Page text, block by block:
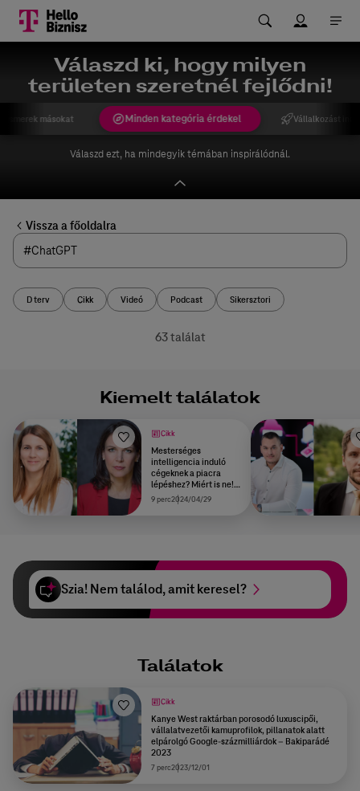
Válaszd ki, hogy milyen
területen szeretnél fejlődni!
Minden kategória érdekel Vállalkozást
másokat
Válaszd ezt, ha mindegyik témában inspirálódnál.
Vissza a főoldalra
D terv Cikk Videó Podcast Sikersztori
63 találat
Kiemelt találatok
Cikk
Mesterséges
intelligencia induló
cégeknek a piacra
lépéshez? Miért is ne!
Avagy hogyan
segítheti az AI az
9 perc2024/04/29
Szia! Nem találod, amit keresel?
Találatok
Cikk
Kanye West raktárban porosodó luxuscipői,
vállalatvezetői kamuprofilok, pillanatok alatt
elpárolgó Google-százmilliárdok – Bakiparádé
2023
7 perc2023/12/01